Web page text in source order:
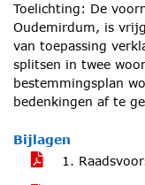
Toelichting: De
Oudemirdum, is
van toepassing
splitsen in twee
bestemmingsplan
bedenkingen af te
Bijlagen
1.